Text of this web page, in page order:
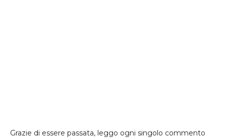
Grazie di essere passata, leggo ogni singolo commento